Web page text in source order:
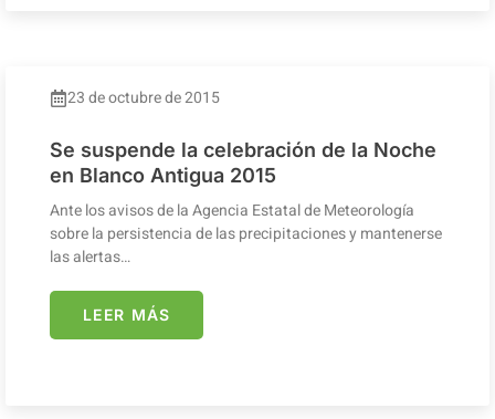
23 de octubre de 2015
Se suspende la celebración de la Noche
en Blanco Antigua 2015
Ante los avisos de la Agencia Estatal de Meteorología
sobre la persistencia de las precipitaciones y mantenerse
las alertas…
LEER MÁS